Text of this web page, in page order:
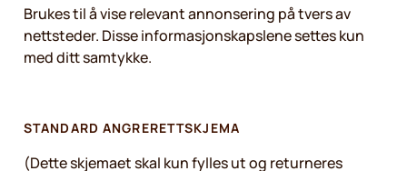
Brukes til å vise relevant annonsering på tvers av
nettsteder. Disse informasjonskapslene settes kun
med ditt samtykke.
STANDARD ANGRERETTSKJEMA
(Dette skjemaet skal kun fylles ut og returneres